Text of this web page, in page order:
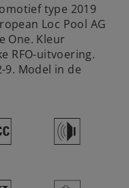
type 2019
Loc Pool AG
One. Kleur
RFO-uitvoering.
9. Model in de
h